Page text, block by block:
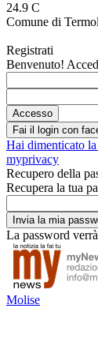
24.9 C
Comune di
Registrati
Benvenuto!
Fai il login con
Hai dimenticato
myprivacy
Recupero della
Recupera la tua
La password
Molise